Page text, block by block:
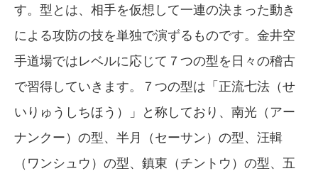
す。型とは、相手を仮想して一連の決まった動き
による攻防の技を単独で演ずるものです。金井空
手道場ではレベルに応じて７つの型を日々の稽古
で習得していきます。７つの型は「正流七法（せ
いりゅうしちほう）」と称しており、南光（アー
ナンクー）の型、半月（セーサン）の型、汪輯
（ワンシュウ）の型、鎮東（チントウ）の型、五